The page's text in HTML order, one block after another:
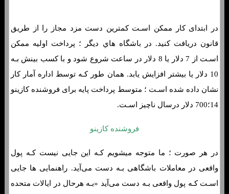
در ابتدای کار ممکن اسـت کمترین دست مزد مجاز را از طریق
قانون دریافت کنید. در باشگاه هاي‌ دیگر ؛ پرداخت اولیه ممکن
اسـت از 7 دلار یا 8 دلار در ساعت شروع شود و با کسب بینش بـه
10 دلار یا بیشتر افزایش یابد. همان طور کـه توسط اداره آمار کار
نشان داده شده اسـت ؛ متوسط ​​پرداخت پایه برای فروشنده کازینو
14؛700 دلار درسال ناچیز اسـت.
فروشنده کازینو
در هر صورت ؛ ما متوجه میشویم کـه این جایی نیست کـه پول
واقعی در معاملات باشگاهی بـه دست می‌آید. راهنمایی ها جایی
اسـت کـه پول واقعی بـه دست می‌آید «بـه هرحال در ایالات متحده